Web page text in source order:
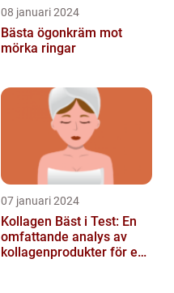
08 januari 2024
Bästa ögonkräm mot
mörka ringar
07 januari 2024
Kollagen Bäst i Test: En
omfattande analys av
kollagenprodukter för en